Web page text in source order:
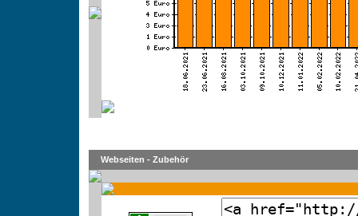
Webseiten - Zubehör